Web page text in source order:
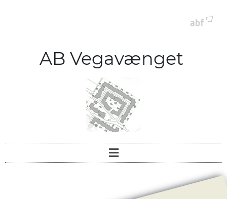
AB Vegavænget